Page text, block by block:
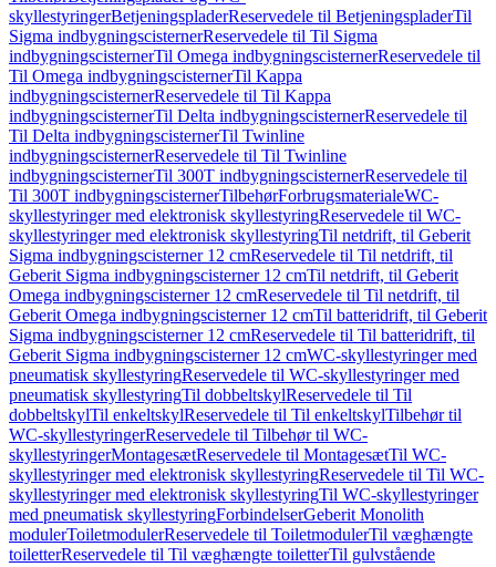
skyllestyringerBetjeningspladerReservedele til BetjeningspladerTil
Sigma indbygningscisternerReservedele til Til Sigma
indbygningscisternerTil Omega indbygningscisternerReservedele til
Til Omega indbygningscisternerTil Kappa
indbygningscisternerReservedele til Til Kappa
indbygningscisternerTil Delta indbygningscisternerReservedele til
Til Delta indbygningscisternerTil Twinline
indbygningscisternerReservedele til Til Twinline
indbygningscisternerTil 300T indbygningscisternerReservedele til
Til 300T indbygningscisternerTilbehørForbrugsmaterialeWC-
skyllestyringer med elektronisk skyllestyringReservedele til WC-
skyllestyringer med elektronisk skyllestyringTil netdrift, til Geberit
Sigma indbygningscisterner 12 cmReservedele til Til netdrift, til
Geberit Sigma indbygningscisterner 12 cmTil netdrift, til Geberit
Omega indbygningscisterner 12 cmReservedele til Til netdrift, til
Geberit Omega indbygningscisterner 12 cmTil batteridrift, til Geberit
Sigma indbygningscisterner 12 cmReservedele til Til batteridrift, til
Geberit Sigma indbygningscisterner 12 cmWC-skyllestyringer med
pneumatisk skyllestyringReservedele til WC-skyllestyringer med
pneumatisk skyllestyringTil dobbeltskylReservedele til Til
dobbeltskylTil enkeltskylReservedele til Til enkeltskylTilbehør til
WC-skyllestyringerReservedele til Tilbehør til WC-
skyllestyringerMontagesætReservedele til MontagesætTil WC-
skyllestyringer med elektronisk skyllestyringReservedele til Til WC-
skyllestyringer med elektronisk skyllestyringTil WC-skyllestyringer
med pneumatisk skyllestyringForbindelserGeberit Monolith
modulerToiletmodulerReservedele til ToiletmodulerTil væghængte
toiletterReservedele til Til væghængte toiletterTil gulvstående